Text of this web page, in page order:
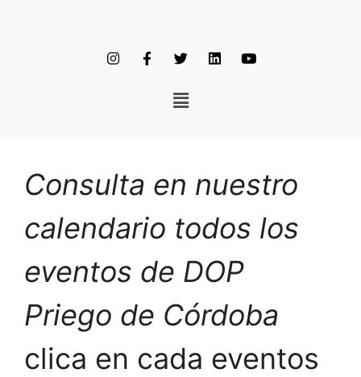
Consulta en nuestro
calendario todos los
eventos de DOP
Priego de Córdoba
clica en cada eventos